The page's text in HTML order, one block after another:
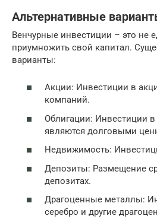
Альтернативные
Венчурные инвестиции – это не
приумножить свой капитал.
варианты:
Акции: Инвестиции в
компаний.
Облигации: Инвестиции
являются долговыми
Недвижимость:
Депозиты: Размещение
депозитах.
Драгоценные металлы:
серебро и другие